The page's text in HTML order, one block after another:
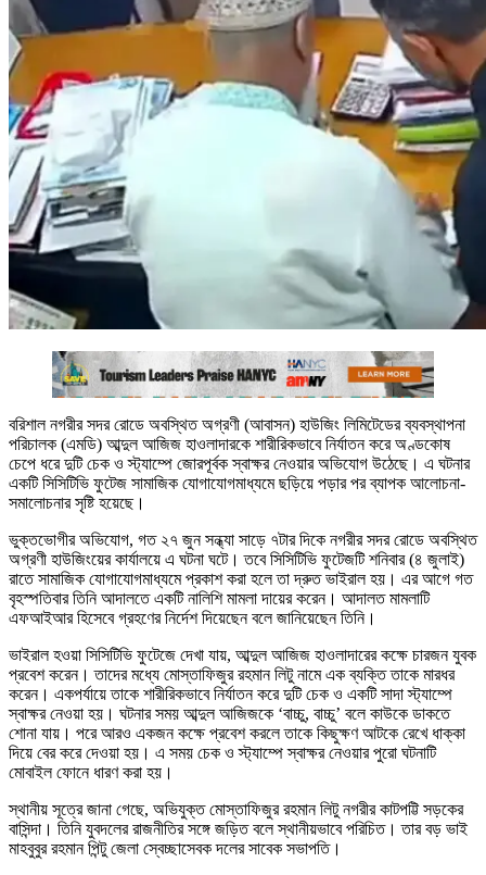
বরিশাল নগরীর সদর রোডে অবস্থিত অগ্রণী (আবাসন) হাউজিং লিমিটেডের ব্যবস্থাপনা
পরিচালক (এমডি) আব্দুল আজিজ হাওলাদারকে শারীরিকভাবে নির্যাতন করে অণ্ডকোষ
চেপে ধরে দুটি চেক ও স্ট্যাম্পে জোরপূর্বক স্বাক্ষর নেওয়ার অভিযোগ উঠেছে। এ ঘটনার
একটি সিসিটিভি ফুটেজ সামাজিক যোগাযোগমাধ্যমে ছড়িয়ে পড়ার পর ব্যাপক আলোচনা-
সমালোচনার সৃষ্টি হয়েছে।
ভুক্তভোগীর অভিযোগ, গত ২৭ জুন সন্ধ্যা সাড়ে ৭টার দিকে নগরীর সদর রোডে অবস্থিত
অগ্রণী হাউজিংয়ের কার্যালয়ে এ ঘটনা ঘটে। তবে সিসিটিভি ফুটেজটি শনিবার (৪ জুলাই)
রাতে সামাজিক যোগাযোগমাধ্যমে প্রকাশ করা হলে তা দ্রুত ভাইরাল হয়। এর আগে গত
বৃহস্পতিবার তিনি আদালতে একটি নালিশি মামলা দায়ের করেন। আদালত মামলাটি
এফআইআর হিসেবে গ্রহণের নির্দেশ দিয়েছেন বলে জানিয়েছেন তিনি।
ভাইরাল হওয়া সিসিটিভি ফুটেজে দেখা যায়, আব্দুল আজিজ হাওলাদারের কক্ষে চারজন যুবক
প্রবেশ করেন। তাদের মধ্যে মোস্তাফিজুর রহমান লিটু নামে এক ব্যক্তি তাকে মারধর
করেন। একপর্যায়ে তাকে শারীরিকভাবে নির্যাতন করে দুটি চেক ও একটি সাদা স্ট্যাম্পে
স্বাক্ষর নেওয়া হয়। ঘটনার সময় আব্দুল আজিজকে ‘বাচ্চু, বাচ্চু’ বলে কাউকে ডাকতে
শোনা যায়। পরে আরও একজন কক্ষে প্রবেশ করলে তাকে কিছুক্ষণ আটকে রেখে ধাক্কা
দিয়ে বের করে দেওয়া হয়। এ সময় চেক ও স্ট্যাম্পে স্বাক্ষর নেওয়ার পুরো ঘটনাটি
মোবাইল ফোনে ধারণ করা হয়।
স্থানীয় সূত্রে জানা গেছে, অভিযুক্ত মোস্তাফিজুর রহমান লিটু নগরীর কাটপট্টি সড়কের
বাসিন্দা। তিনি যুবদলের রাজনীতির সঙ্গে জড়িত বলে স্থানীয়ভাবে পরিচিত। তার বড় ভাই
মাহবুবুর রহমান পিন্টু জেলা স্বেচ্ছাসেবক দলের সাবেক সভাপতি।